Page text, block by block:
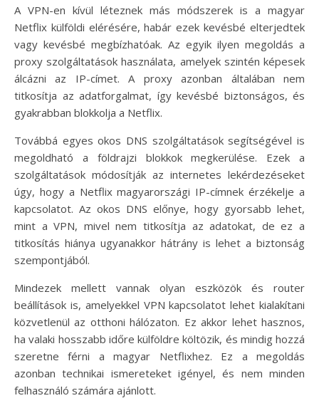
A VPN-en kívül léteznek más módszerek is a magyar
Netflix külföldi elérésére, habár ezek kevésbé elterjedtek
vagy kevésbé megbízhatóak. Az egyik ilyen megoldás a
proxy szolgáltatások használata, amelyek szintén képesek
álcázni az IP-címet. A proxy azonban általában nem
titkosítja az adatforgalmat, így kevésbé biztonságos, és
gyakrabban blokkolja a Netflix.
Továbbá egyes okos DNS szolgáltatások segítségével is
megoldható a földrajzi blokkok megkerülése. Ezek a
szolgáltatások módosítják az internetes lekérdezéseket
úgy, hogy a Netflix magyarországi IP-címnek érzékelje a
kapcsolatot. Az okos DNS előnye, hogy gyorsabb lehet,
mint a VPN, mivel nem titkosítja az adatokat, de ez a
titkosítás hiánya ugyanakkor hátrány is lehet a biztonság
szempontjából.
Mindezek mellett vannak olyan eszközök és router
beállítások is, amelyekkel VPN kapcsolatot lehet kialakítani
közvetlenül az otthoni hálózaton. Ez akkor lehet hasznos,
ha valaki hosszabb időre külföldre költözik, és mindig hozzá
szeretne férni a magyar Netflixhez. Ez a megoldás
azonban technikai ismereteket igényel, és nem minden
felhasználó számára ajánlott.